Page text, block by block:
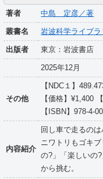
著者 中島 定彦／著
叢書名 岩波科学ライブ
出版者 東京：岩波書店
2025年12月
その他
【NDC１】
【価格】¥1,400
【ISBN】978-4-
内容紹介
回し車で走るの
ニワトリもゴキ
の?」「楽しいの
から挑む。